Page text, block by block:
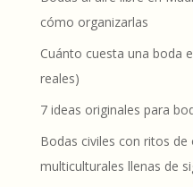
cómo organizarlas
Cuánto cuesta una boda
reales)
7 ideas originales para
Bodas civiles con ritos de
multiculturales llenas de